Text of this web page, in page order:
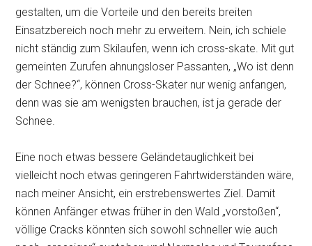
gestalten, um die Vorteile und den bereits breiten
Einsatzbereich noch mehr zu erweitern. Nein, ich schiele
nicht ständig zum Skilaufen, wenn ich cross-skate. Mit gut
gemeinten Zurufen ahnungsloser Passanten, „Wo ist denn
der Schnee?“, können Cross-Skater nur wenig anfangen,
denn was sie am wenigsten brauchen, ist ja gerade der
Schnee.
Eine noch etwas bessere Geländetauglichkeit bei
vielleicht noch etwas geringeren Fahrtwiderständen wäre,
nach meiner Ansicht, ein erstrebenswertes Ziel. Damit
können Anfänger etwas früher in den Wald „vorstoßen“,
völlige Cracks könnten sich sowohl schneller wie auch